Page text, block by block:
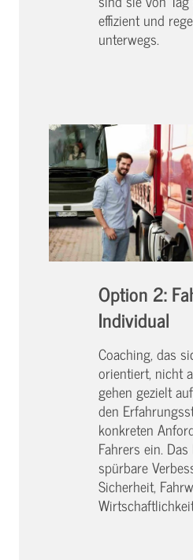
effizient und
unterwegs.
Option 2:
Individual
Coaching, das
orientiert, nicht
gehen gezielt
den
konkreten
Fahrers ein.
spürbare
Sicherheit,